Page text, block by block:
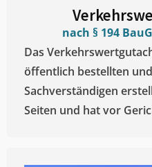
nach § 194
Das
öffentlich bestellten
Sachverständigen
Seiten und hat vor